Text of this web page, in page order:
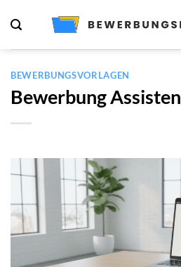
Inhalt
springen
BEWERBUNGSVORLAGEN
Bewerbung